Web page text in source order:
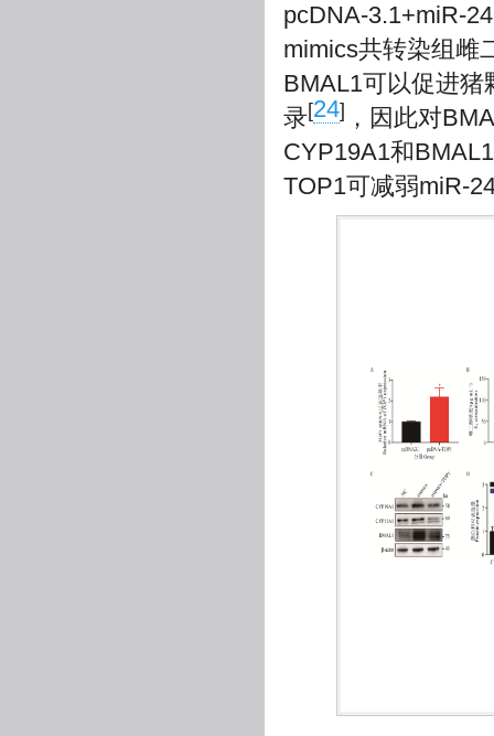
pcDNA-3.1+miR-
mimics共转染组雌
BMAL1可以促进
录[24] ，因此对
CYP19A1和
TOP1可减弱miR-